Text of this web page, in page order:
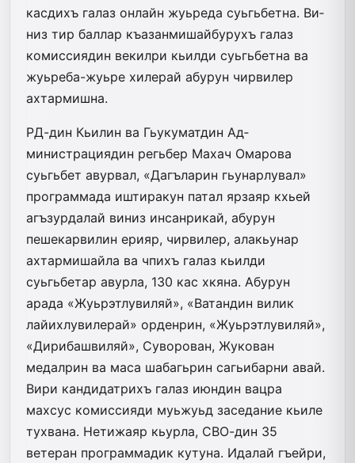
касдихъ­ галаз онлайн жуьреда суьгьбетна. Ви­
низ тир баллар къазанмишайбурухъ галаз
комиссиядин векилри кьил­ди суьгьбетна ва
жуьреба-жуьре хилерай абурун чирвилер
ахтармишна­.
РД-дин Кьилин ва Гьукуматдин Ад­
министрациядин регьбер Махач Омарова
суьгьбет авурвал, «Дагъларин гьунарлувал»
программада иштиракун патал ярзаяр кхьей
агъзурдалай виниз инсанрикай, абурун
пешекарвилин ерияр, чирвилер, алакьунар
ахтармишайла ва чпихъ галаз­ кьилди
суьгьбетар авурла, 130 кас хкя­на. Абурун
арада «Жуьрэтлувиляй», «Ватандин вилик
лайихлувилерай» орденрин, «Жуьрэтлувиляй»,
«Дирибашвиляй», Суворован, Жукован
медалрин ва маса шабагьрин сагьибарни авай.
Вири кандидатрихъ галаз июндин вацра
махсус комиссияди муьжуьд заседание кьиле
тухвана. Нетижаяр кьурла, СВО-дин 35
ветеран программадик кутуна. Идалай гъейри,